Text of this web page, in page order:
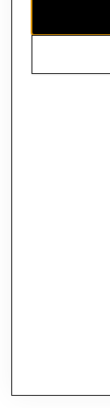
propiedad de